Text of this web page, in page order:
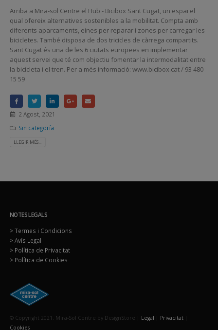
Arriba a Mira-sol Centre el Hub - Bicibox Sant Cugat, un espai el
qual ofereix alternatives sostenibles a la mobilitat. Compta amb
diferents aparcaments, eines per reparar i zones per carregar les
bicicletes. També disposa de dos tricicles de càrrega compartits.
Sant Cugat és una de les 6 ciutats europees en implementar
aquest servei que té com objectiu fomentar la intermodalitat entre
la bicicleta i el tren. Per a més informació: www.bicibox.cat / 93 480
15 59
2 Agost, 2021
Sin categoría
LLEGIR MÉS...
NOTES LEGALS
> Termes i Condicions
> Avís Legal
> Política de Privacitat
> Política de Cookies
© Copyright 2021. Mira-Sol Centre by DesignStore | Legal | Privacitat |
Cookies